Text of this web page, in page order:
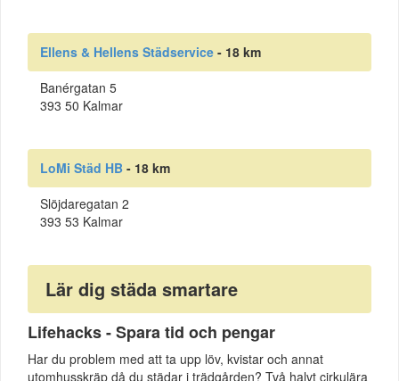
Ellens & Hellens Städservice - 18 km
Banérgatan 5
393 50 Kalmar
LoMi Städ HB - 18 km
Slöjdaregatan 2
393 53 Kalmar
Lär dig städa smartare
Lifehacks - Spara tid och pengar
Har du problem med att ta upp löv, kvistar och annat
utomhusskräp då du städar i trädgården? Två halvt cirkulära